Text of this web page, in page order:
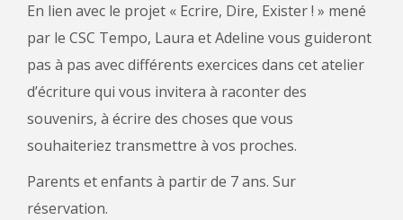
En lien avec le projet « Ecrire, Dire, Exister ! » mené
par le CSC Tempo, Laura et Adeline vous guideront
pas à pas avec différents exercices dans cet atelier
d’écriture qui vous invitera à raconter des
souvenirs, à écrire des choses que vous
souhaiteriez transmettre à vos proches.
Parents et enfants à partir de 7 ans. Sur
réservation.